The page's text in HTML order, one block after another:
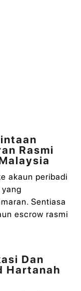
Rasmi
akaun peribadi
Sentiasa
escrow rasmi
Dan
Hartanah